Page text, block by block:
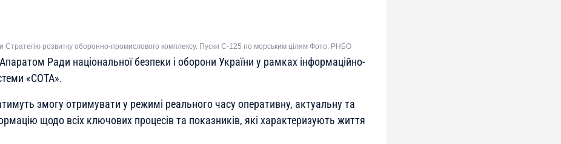
Стратегію розвитку оборонно-промислового комплексу. Пуски С-125 по морським цілям Фото: РНБО
Ради національної безпеки і оборони України у рамках інформаційно-
«СОТА».
змогу отримувати у режимі реального часу оперативну, актуальну та
щодо всіх ключових процесів та показників, які характеризують життя